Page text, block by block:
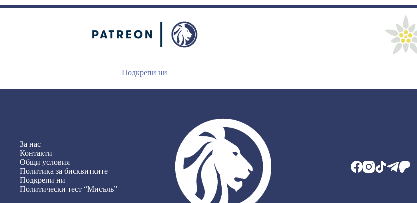
Подкрепи ни
За нас
Контакти
Общи условия
Политика за бисквитките
Подкрепи ни
Политически тест “Мисъль”